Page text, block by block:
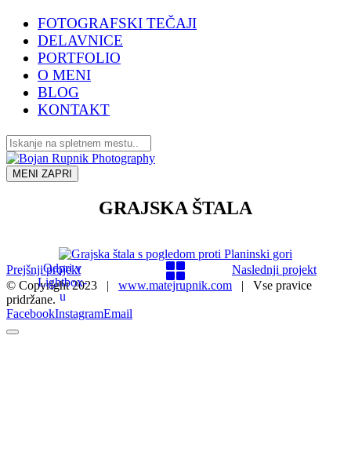
FOTOGRAFSKI TEČAJI
DELAVNICE
PORTFOLIO
O MENI
BLOG
KONTAKT
MENI ZAPRI
GRAJSKA ŠTALA
Odpri v
Lightbox-
u
Prejšnji projekt
Naslednji projekt
© Copyright 2023 | www.matejrupnik.com | Vse pravice
pridržane.
FacebookInstagramEmail